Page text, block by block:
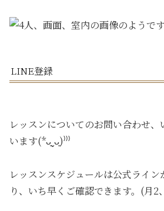
LINE登録
レッスンについてのお問い合わせ
います(*ᴗ͈ˬᴗ͈)⁾⁾⁾
レッスンスケジュールは公式ライン
り、いち早くご確認できます。(月2